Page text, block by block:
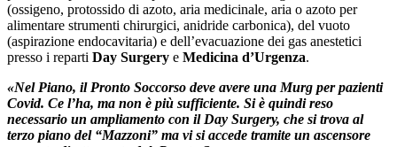
(ossigeno, protossido di azoto, aria medicinale, aria o azoto per
alimentare strumenti chirurgici, anidride carbonica), del vuoto
(aspirazione endocavitaria) e dell’evacuazione dei gas anestetici
presso i reparti Day Surgery e Medicina d’Urgenza.
«Nel Piano, il Pronto Soccorso deve avere una Murg per pazienti
Covid. Ce l’ha, ma non è più sufficiente. Si è quindi reso
necessario un ampliamento con il Day Surgery, che si trova al
terzo piano del “Mazzoni” ma vi si accede tramite un ascensore